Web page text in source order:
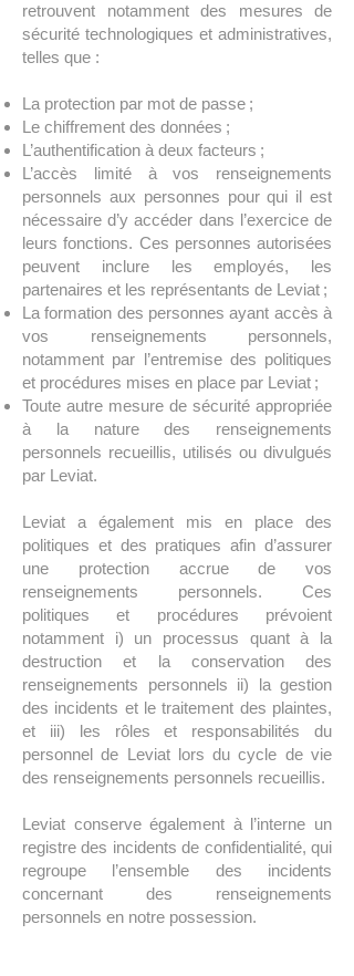
retrouvent notamment des mesures de
sécurité technologiques et administratives,
telles que :
La protection par mot de passe ;
Le chiffrement des données ;
L’authentification à deux facteurs ;
L’accès limité à vos renseignements
personnels aux personnes pour qui il est
nécessaire d’y accéder dans l’exercice de
leurs fonctions. Ces personnes autorisées
peuvent inclure les employés, les
partenaires et les représentants de Leviat ;
La formation des personnes ayant accès à
vos renseignements personnels,
notamment par l’entremise des politiques
et procédures mises en place par Leviat ;
Toute autre mesure de sécurité appropriée
à la nature des renseignements
personnels recueillis, utilisés ou divulgués
par Leviat.
Leviat a également mis en place des
politiques et des pratiques afin d’assurer
une protection accrue de vos
renseignements personnels. Ces
politiques et procédures prévoient
notamment i) un processus quant à la
destruction et la conservation des
renseignements personnels ii) la gestion
des incidents et le traitement des plaintes,
et iii) les rôles et responsabilités du
personnel de Leviat lors du cycle de vie
des renseignements personnels recueillis.
Leviat conserve également à l’interne un
registre des incidents de confidentialité, qui
regroupe l’ensemble des incidents
concernant des renseignements
personnels en notre possession.